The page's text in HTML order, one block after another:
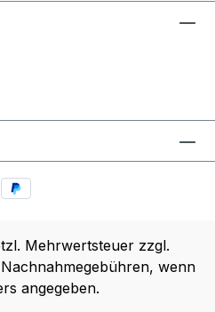
Mehrwertsteuer zzgl.
wenn
angegeben.